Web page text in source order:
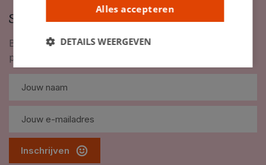
Schrijf je in op onze nieuwsbrief
Blijf op de hoogte van nieuwigheden, inspiratie,
promoties en meer!
Inschrijven
Alles accepteren
DETAILS WEERGEVEN